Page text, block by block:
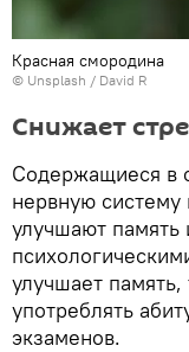
Красная смородина
© Unsplash / David R
Снижает
Содержащиеся в
нервную систему
улучшают память
улучшает
употреблять
экзаменов.